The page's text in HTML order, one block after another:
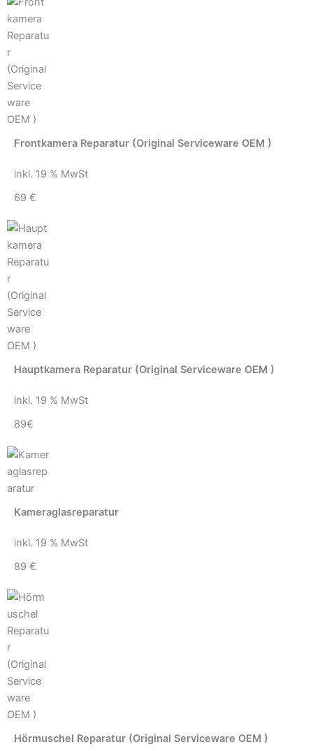
Frontkamera Reparatur (Original Serviceware OEM )
inkl. 19 % MwSt
69 €
Hauptkamera Reparatur (Original Serviceware OEM )
inkl. 19 % MwSt
89€
Kameraglasreparatur
inkl. 19 % MwSt
89 €
Hörmuschel Reparatur (Original Serviceware OEM )